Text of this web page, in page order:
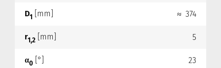
D1 [mm] ≈ 374
r1,2 [mm] 5
α0 [°] 23